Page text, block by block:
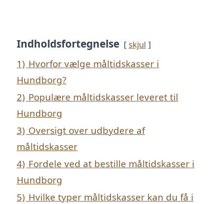
Indholdsfortegnelse skjul
1) Hvorfor vælge måltidskasser i
Hundborg?
2) Populære måltidskasser leveret til
Hundborg
3) Oversigt over udbydere af
måltidskasser
4) Fordele ved at bestille måltidskasser i
Hundborg
5) Hvilke typer måltidskasser kan du få i